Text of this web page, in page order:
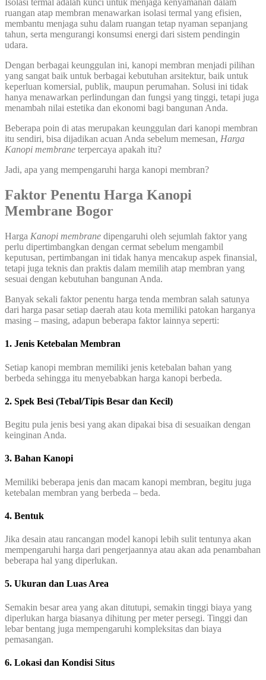
Isolasi termal adalah kunci untuk menjaga kenyamanan dalam
ruangan atap membran menawarkan isolasi termal yang efisien,
membantu menjaga suhu dalam ruangan tetap nyaman sepanjang
tahun, serta mengurangi konsumsi energi dari sistem pendingin
udara.
Dengan berbagai keunggulan ini, kanopi membran menjadi pilihan
yang sangat baik untuk berbagai kebutuhan arsitektur, baik untuk
keperluan komersial, publik, maupun perumahan. Solusi ini tidak
hanya menawarkan perlindungan dan fungsi yang tinggi, tetapi juga
menambah nilai estetika dan ekonomi bagi bangunan Anda.
Beberapa poin di atas merupakan keunggulan dari kanopi membran
itu sendiri, bisa dijadikan acuan Anda sebelum memesan, Harga
Kanopi membrane terpercaya apakah itu?
Jadi, apa yang mempengaruhi harga kanopi membran?
Faktor Penentu Harga Kanopi
Membrane Bogor
Harga Kanopi membrane dipengaruhi oleh sejumlah faktor yang
perlu dipertimbangkan dengan cermat sebelum mengambil
keputusan, pertimbangan ini tidak hanya mencakup aspek finansial,
tetapi juga teknis dan praktis dalam memilih atap membran yang
sesuai dengan kebutuhan bangunan Anda.
Banyak sekali faktor penentu harga tenda membran salah satunya
dari harga pasar setiap daerah atau kota memiliki patokan harganya
masing – masing, adapun beberapa faktor lainnya seperti:
1. Jenis Ketebalan Membran
Setiap kanopi membran memiliki jenis ketebalan bahan yang
berbeda sehingga itu menyebabkan harga kanopi berbeda.
2. Spek Besi (Tebal/Tipis Besar dan Kecil)
Begitu pula jenis besi yang akan dipakai bisa di sesuaikan dengan
keinginan Anda.
3. Bahan Kanopi
Memiliki beberapa jenis dan macam kanopi membran, begitu juga
ketebalan membran yang berbeda – beda.
4. Bentuk
Jika desain atau rancangan model kanopi lebih sulit tentunya akan
mempengaruhi harga dari pengerjaannya atau akan ada penambahan
beberapa hal yang diperlukan.
5. Ukuran dan Luas Area
Semakin besar area yang akan ditutupi, semakin tinggi biaya yang
diperlukan harga biasanya dihitung per meter persegi. Tinggi dan
lebar bentang juga mempengaruhi kompleksitas dan biaya
pemasangan.
6. Lokasi dan Kondisi Situs